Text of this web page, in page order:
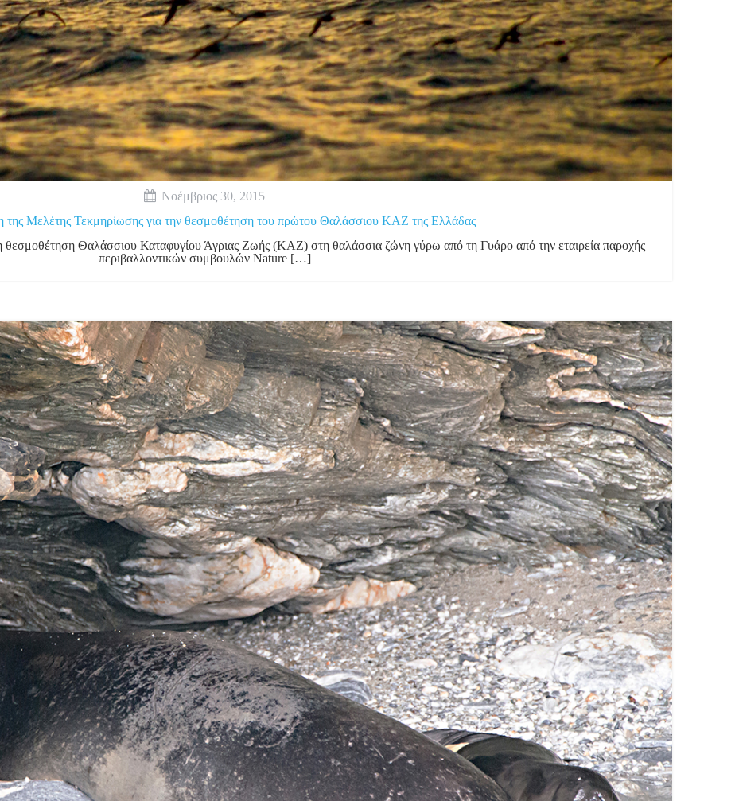
Νοέμβριος 30, 2015
Μελέτης Τεκμηρίωσης για την θεσμοθέτηση του πρώτου Θαλάσσιου ΚΑΖ της Ελλάδας
Θαλάσσιου Καταφυγίου Άγριας Ζωής (ΚΑΖ) στη θαλάσσια ζώνη γύρω από τη Γυάρο από την εταιρεία παροχής
περιβαλλοντικών συμβουλών Nature […]